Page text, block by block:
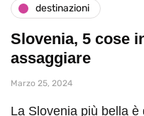
destinazioni
Slovenia, 5 cose
assaggiare
Marzo 25, 2024
La Slovenia più bella